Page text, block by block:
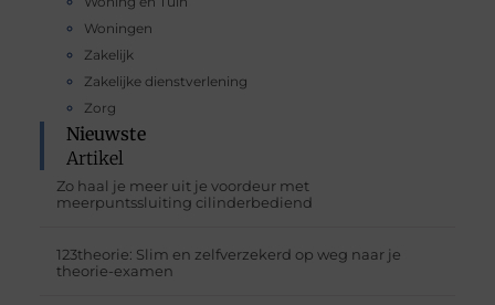
Woningen
Zakelijk
Zakelijke dienstverlening
Zorg
Nieuwste
Artikel
Zo haal je meer uit je voordeur met
meerpuntssluiting cilinderbediend
123theorie: Slim en zelfverzekerd op weg naar je
theorie-examen